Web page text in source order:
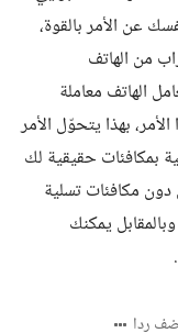
عن الأمر بالقوة،
من الهاتف
الهاتف معاملة
بهذا يتحوّل الأمر
بمكافئات حقيقية لك
دون مكافئات تسلية
يمكنك
ردا